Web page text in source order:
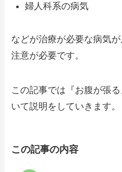
婦人科系の病気
などが治療が必要な病気
注意が必要です。
この記事では『お腹が張
いて説明をしていきます。
この記事の内容